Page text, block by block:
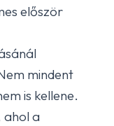
először
mindent
is kellene.
ahol a